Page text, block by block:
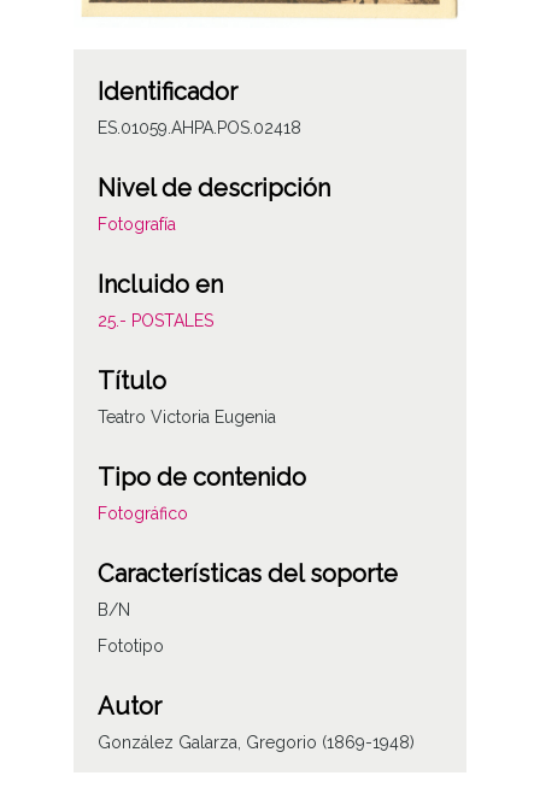
Identificador
ES.01059.AHPA.POS.02418
Nivel de descripción
Fotografía
Incluido en
25.- POSTALES
Título
Teatro Victoria Eugenia
Tipo de contenido
Fotográfico
Características del soporte
B/N
Fototipo
Autor
González Galarza, Gregorio (1869-1948)